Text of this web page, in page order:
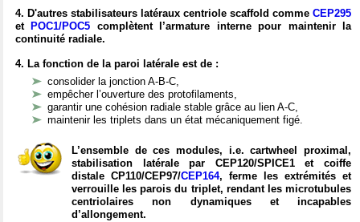
4. D'autres stabilisateurs latéraux centriole scaffold comme CEP295
et POC1/POC5 complètent l’armature interne pour maintenir la
continuité radiale.
4. La fonction de la paroi latérale est de :
consolider la jonction A-B-C,
empêcher l’ouverture des protofilaments,
garantir une cohésion radiale stable grâce au lien A-C,
maintenir les triplets dans un état mécaniquement figé.
L’ensemble de ces modules, i.e. cartwheel proximal,
stabilisation latérale par CEP120/SPICE1 et coiffe
distale CP110/CEP97/CEP164, ferme les extrémités et
verrouille les parois du triplet, rendant les microtubules
centriolaires non dynamiques et incapables
d’allongement.